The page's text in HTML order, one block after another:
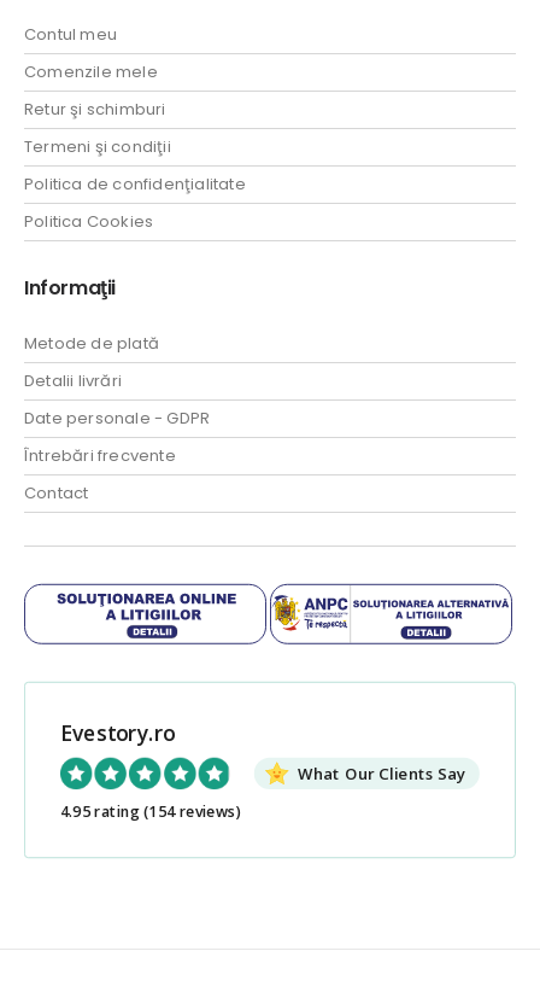
Contul meu
Comenzile mele
Retur şi schimburi
Termeni şi condiţii
Politica de confidenţialitate
Politica Cookies
Informaţii
Metode de plată
Detalii livrări
Date personale - GDPR
Întrebări frecvente
Contact
Evestory.ro
What Our Clients Say
4.95 rating(154 reviews)